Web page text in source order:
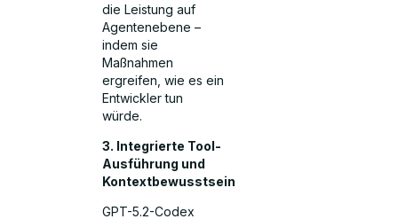
die Leistung auf
Agentenebene –
indem sie
Maßnahmen
ergreifen, wie es ein
Entwickler tun
würde.
3. Integrierte Tool-
Ausführung und
Kontextbewusstsein
GPT-5.2-Codex